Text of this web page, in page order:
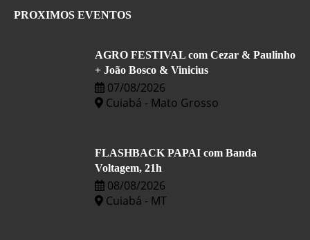
PROXIMOS EVENTOS
AGRO FESTIVAL com Cezar & Paulinho
+ João Bosco & Vinicius
07/08/2026
Cuiabá - Mato Grosso
FLASHBACK PAPAI com Banda
Voltagem, 21h
08/08/2026
Cuiabá - MT